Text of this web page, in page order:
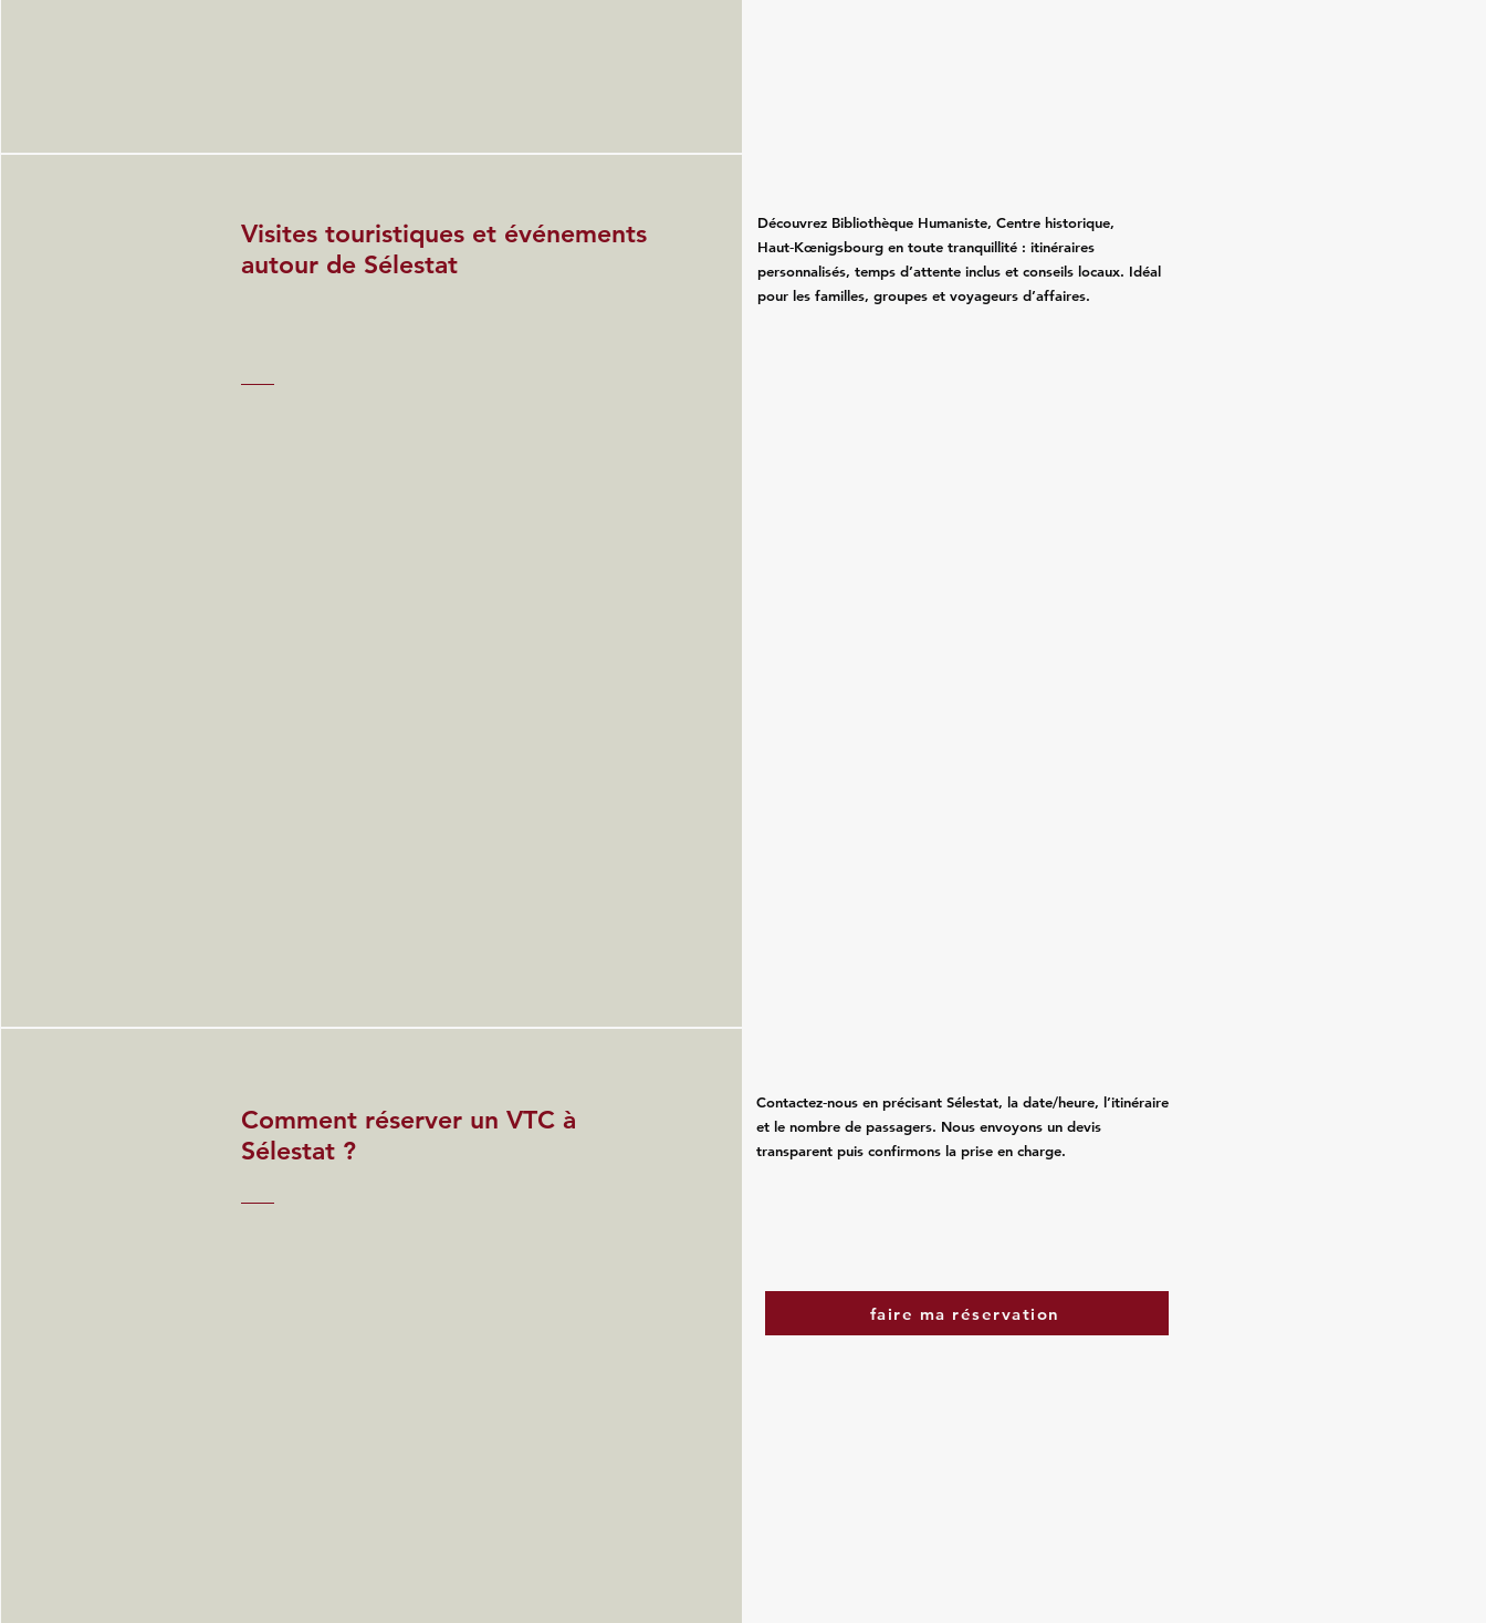
Visites touristiques et événements
autour de Sélestat
Découvrez Bibliothèque Humaniste, Centre historique,
Haut‑Kœnigsbourg en toute tranquillité : itinéraires
personnalisés, temps d’attente inclus et conseils locaux. Idéal
pour les familles, groupes et voyageurs d’affaires.
Comment réserver un VTC à
Sélestat ?
Contactez‑nous en précisant Sélestat, la date/heure, l’itinéraire
et le nombre de passagers. Nous envoyons un devis
transparent puis confirmons la prise en charge.
faire ma réservation